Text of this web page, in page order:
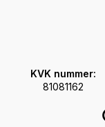
KVK nummer:
81081162